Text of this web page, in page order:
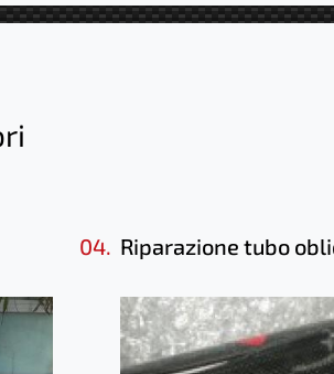
04. Riparazione tubo